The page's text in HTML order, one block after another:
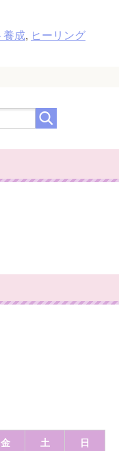
養成, ヒーリング
金 土 日